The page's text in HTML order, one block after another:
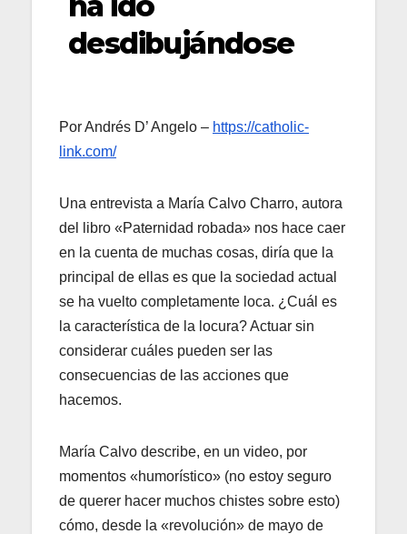
desdibujándose
Por Andrés D’ Angelo – https://catholic-
link.com/
Una entrevista a María Calvo Charro, autora
del libro «Paternidad robada» nos hace caer
en la cuenta de muchas cosas, diría que la
principal de ellas es que la sociedad actual
se ha vuelto completamente loca. ¿Cuál es
la característica de la locura? Actuar sin
considerar cuáles pueden ser las
consecuencias de las acciones que
hacemos.
María Calvo describe, en un video, por
momentos «humorístico» (no estoy seguro
de querer hacer muchos chistes sobre esto)
cómo, desde la «revolución» de mayo de